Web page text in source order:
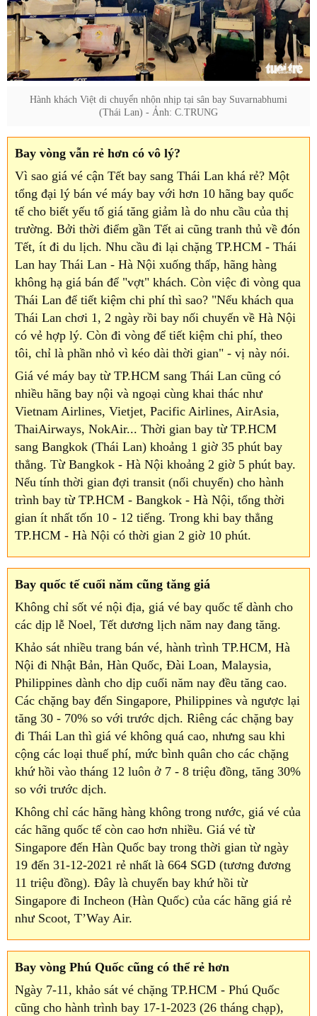
Hành khách Việt di chuyển nhộn nhịp tại sân bay Suvarnabhumi
(Thái Lan) - Ảnh: C.TRUNG
Bay vòng vẫn rẻ hơn có vô lý?
Vì sao giá vé cận Tết bay sang Thái Lan khá rẻ? Một
tổng đại lý bán vé máy bay với hơn 10 hãng bay quốc
tế cho biết yếu tố giá tăng giảm là do nhu cầu của thị
trường. Bởi thời điểm gần Tết ai cũng tranh thủ về đón
Tết, ít đi du lịch. Nhu cầu đi lại chặng TP.HCM - Thái
Lan hay Thái Lan - Hà Nội xuống thấp, hãng hàng
không hạ giá bán để "vợt" khách. Còn việc đi vòng qua
Thái Lan để tiết kiệm chi phí thì sao? "Nếu khách qua
Thái Lan chơi 1, 2 ngày rồi bay nối chuyến về Hà Nội
có vẻ hợp lý. Còn đi vòng để tiết kiệm chi phí, theo
tôi, chỉ là phần nhỏ vì kéo dài thời gian" - vị này nói.
Giá vé máy bay từ TP.HCM sang Thái Lan cũng có
nhiều hãng bay nội và ngoại cùng khai thác như
Vietnam Airlines, Vietjet, Pacific Airlines, AirAsia,
ThaiAirways, NokAir... Thời gian bay từ TP.HCM
sang Bangkok (Thái Lan) khoảng 1 giờ 35 phút bay
thẳng. Từ Bangkok - Hà Nội khoảng 2 giờ 5 phút bay.
Nếu tính thời gian đợi transit (nối chuyến) cho hành
trình bay từ TP.HCM - Bangkok - Hà Nội, tổng thời
gian ít nhất tốn 10 - 12 tiếng. Trong khi bay thẳng
TP.HCM - Hà Nội có thời gian 2 giờ 10 phút.
Bay quốc tế cuối năm cũng tăng giá
Không chỉ sốt vé nội địa, giá vé bay quốc tế dành cho
các dịp lễ Noel, Tết dương lịch năm nay đang tăng.
Khảo sát nhiều trang bán vé, hành trình TP.HCM, Hà
Nội đi Nhật Bản, Hàn Quốc, Đài Loan, Malaysia,
Philippines dành cho dịp cuối năm nay đều tăng cao.
Các chặng bay đến Singapore, Philippines và ngược lại
tăng 30 - 70% so với trước dịch. Riêng các chặng bay
đi Thái Lan thì giá vé không quá cao, nhưng sau khi
cộng các loại thuế phí, mức bình quân cho các chặng
khứ hồi vào tháng 12 luôn ở 7 - 8 triệu đồng, tăng 30%
so với trước dịch.
Không chỉ các hãng hàng không trong nước, giá vé của
các hãng quốc tế còn cao hơn nhiều. Giá vé từ
Singapore đến Hàn Quốc bay trong thời gian từ ngày
19 đến 31-12-2021 rẻ nhất là 664 SGD (tương đương
11 triệu đồng). Đây là chuyến bay khứ hồi từ
Singapore đi Incheon (Hàn Quốc) của các hãng giá rẻ
như Scoot, T’Way Air.
Bay vòng Phú Quốc cũng có thể rẻ hơn
Ngày 7-11, khảo sát vé chặng TP.HCM - Phú Quốc
cũng cho hành trình bay 17-1-2023 (26 tháng chạp),